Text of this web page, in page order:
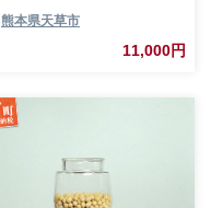
熊本県天草市
11,000円